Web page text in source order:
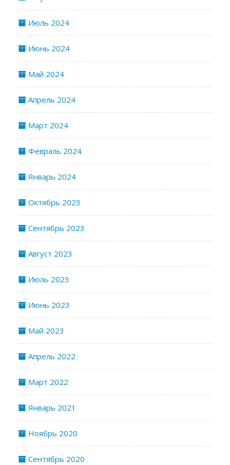
Июль 2024
Июнь 2024
Май 2024
Апрель 2024
Март 2024
Февраль 2024
Январь 2024
Октябрь 2023
Сентябрь 2023
Август 2023
Июль 2023
Июнь 2023
Май 2023
Апрель 2022
Март 2022
Январь 2021
Ноябрь 2020
Сентябрь 2020